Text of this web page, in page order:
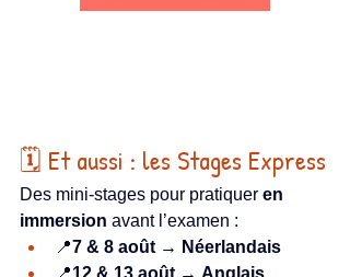
🗓️ Et aussi : les Stages Express
Des mini-stages pour pratiquer en
immersion avant l’examen :
📍7 & 8 août → Néerlandais
📍12 & 13 août → Anglais